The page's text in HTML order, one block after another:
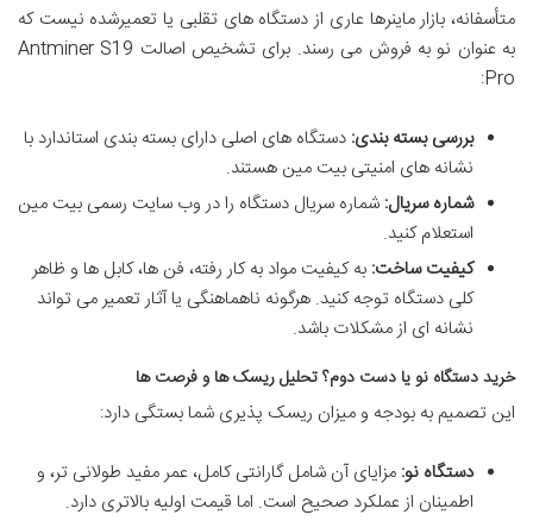
متأسفانه، بازار ماینرها عاری از دستگاه های تقلبی یا تعمیرشده نیست که
به عنوان نو به فروش می رسند. برای تشخیص اصالت Antminer S19
Pro:
بررسی بسته بندی: دستگاه های اصلی دارای بسته بندی استاندارد با
نشانه های امنیتی بیت مین هستند.
شماره سریال: شماره سریال دستگاه را در وب سایت رسمی بیت مین
استعلام کنید.
کیفیت ساخت: به کیفیت مواد به کار رفته، فن ها، کابل ها و ظاهر
کلی دستگاه توجه کنید. هرگونه ناهماهنگی یا آثار تعمیر می تواند
نشانه ای از مشکلات باشد.
خرید دستگاه نو یا دست دوم؟ تحلیل ریسک ها و فرصت ها
این تصمیم به بودجه و میزان ریسک پذیری شما بستگی دارد:
دستگاه نو: مزایای آن شامل گارانتی کامل، عمر مفید طولانی تر، و
اطمینان از عملکرد صحیح است. اما قیمت اولیه بالاتری دارد.